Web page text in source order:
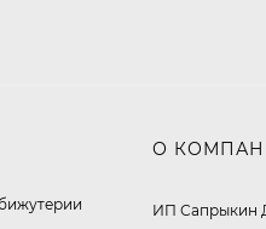
О
ИП Сапрыкин